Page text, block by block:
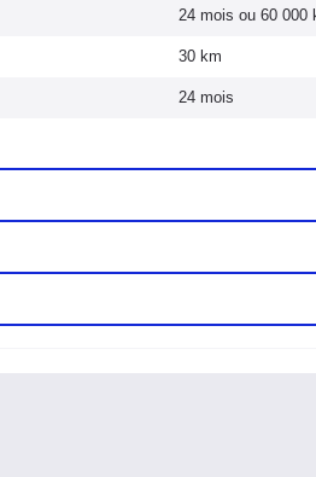
24 mois ou 60 000
30 km
24 mois